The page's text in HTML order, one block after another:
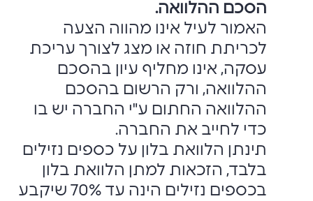
הסכם ההלוואה.
האמור לעיל אינו מהווה הצעה
לכריתת חוזה או מצג לצורך עריכת
עסקה, אינו מחליף עיון בהסכם
ההלוואה, ורק הרשום בהסכם
ההלוואה החתום ע"י החברה יש בו
כדי לחייב את החברה.
תינתן הלוואת בלון על כספים נזילים
בלבד, הזכאות למתן הלוואת בלון
בכספים נזילים הינה עד 70% שיקבע